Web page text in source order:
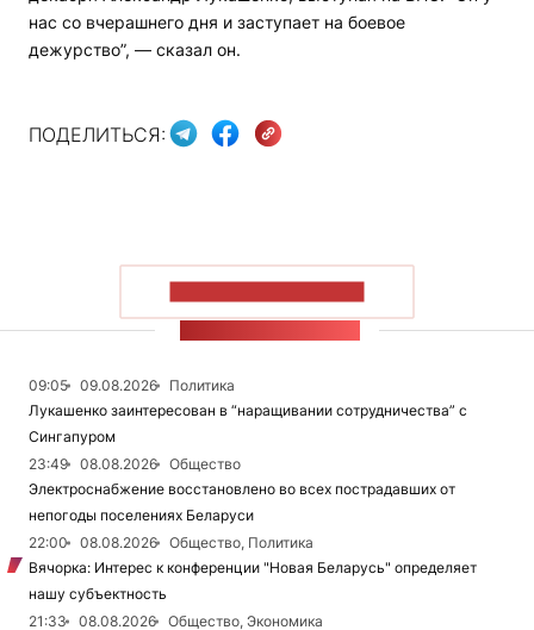
нас со вчерашнего дня и заступает на боевое
дежурство”, — сказал он.
ПОДЕЛИТЬСЯ:
09:05 09.08.2026
Политика
Лукашенко заинтересован в “наращивании сотрудничества” с
Сингапуром
23:49
08.08.2026
Общество
Электроснабжение восстановлено во всех пострадавших от
непогоды поселениях Беларуси
22:00
08.08.2026
Общество, Политика
Вячорка: Интерес к конференции "Новая Беларусь" определяет
нашу субъектность
21:33
08.08.2026
Общество, Экономика